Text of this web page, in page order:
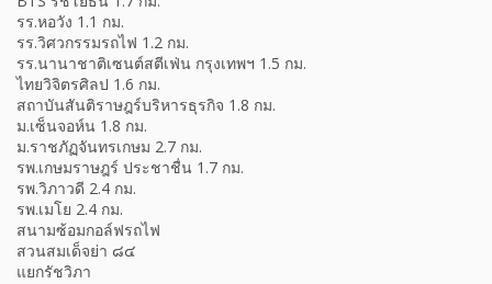
รร.หอวัง 1.1 กม.
รร.วิศวกรรมรถไฟ 1.2 กม.
รร.นานาชาติเซนต์สตีเฟ่น กรุงเทพฯ 1.5 กม.
ไทยวิจิตรศิลป 1.6 กม.
สถาบันสันติราษฎร์บริหารธุรกิจ 1.8 กม.
ม.เซ็นจอห์น 1.8 กม.
ม.ราชภัฏจันทรเกษม 2.7 กม.
รพ.เกษมราษฎร์ ประชาชื่น 1.7 กม.
รพ.วิภาวดี 2.4 กม.
รพ.เมโย 2.4 กม.
สนามซ้อมกอล์ฟรถไฟ
สวนสมเด็จย่า ๘๔
แยกรัชวิภา